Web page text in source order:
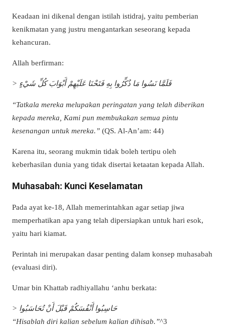
Keadaan ini dikenal dengan istilah istidraj, yaitu pemberian
kenikmatan yang justru mengantarkan seseorang kepada
kehancuran.
Allah berfirman:
> فَلَمَّا نَسُوا مَا ذُكِّرُوا بِهِ فَتَحْنَا عَلَيْهِمْ أَبْوَابَ كُلِّ شَيْءٍ
“Tatkala mereka melupakan peringatan yang telah diberikan
kepada mereka, Kami pun membukakan semua pintu
kesenangan untuk mereka.” (QS. Al-An’am: 44)
Karena itu, seorang mukmin tidak boleh tertipu oleh
keberhasilan dunia yang tidak disertai ketaatan kepada Allah.
Muhasabah: Kunci Keselamatan
Pada ayat ke-18, Allah memerintahkan agar setiap jiwa
memperhatikan apa yang telah dipersiapkan untuk hari esok,
yaitu hari kiamat.
Perintah ini merupakan dasar penting dalam konsep muhasabah
(evaluasi diri).
Umar bin Khattab radhiyallahu ‘anhu berkata:
> حَاسِبُوا أَنْفُسَكُمْ قَبْلَ أَنْ تُحَاسَبُوا
“Hisablah diri kalian sebelum kalian dihisab.”^3